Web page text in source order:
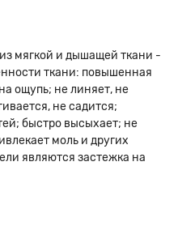
мягкой и дышащей ткани -
ткани: повышенная
ощупь; не линяет, не
не садится;
быстро высыхает; не
моль и других
являются застежка на